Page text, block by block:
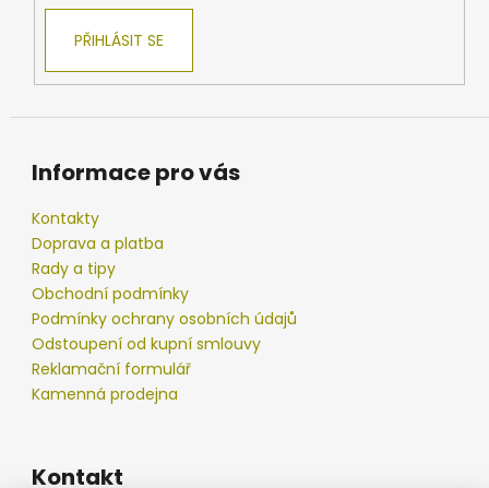
u
PŘIHLÁSIT SE
Informace pro vás
Kontakty
Doprava a platba
Rady a tipy
Obchodní podmínky
Podmínky ochrany osobních údajů
Odstoupení od kupní smlouvy
Reklamační formulář
Kamenná prodejna
Kontakt